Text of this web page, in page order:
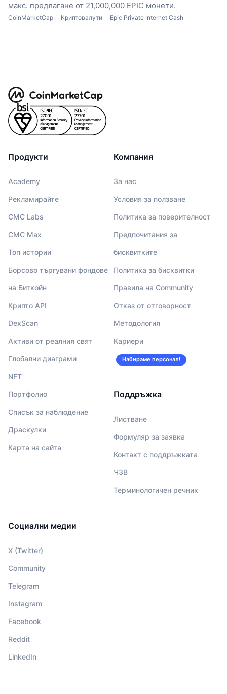
макс. предлагане от 21,000,000 EPIC монети.
CoinMarketCap Криптовалути Epic Private Internet Cash
Продукти
Academy
Рекламирайте
CMC Labs
CMC Max
Топ истории
Борсово търгувани фондове
на Биткойн
Крипто API
DexScan
Активи от реалния свят
Глобални диаграми
NFT
Портфолио
Списък за наблюдение
Драскулки
Карта на сайта
Компания
За нас
Условия за ползване
Политика за поверителност
Предпочитания за
бисквитките
Политика за бисквитки
Правила на Community
Отказ от отговорност
Методология
Кариери
Набираме персонал!
Поддръжка
Листване
Формуляр за заявка
Контакт с поддръжката
ЧЗВ
Терминологичен речник
Социални медии
X (Twitter)
Community
Telegram
Instagram
Facebook
Reddit
LinkedIn